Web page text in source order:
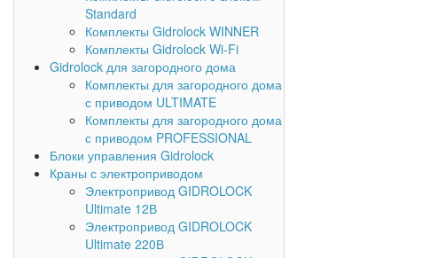
Standard
Комплекты Gidrolock WINNER
Комплекты Gidrolock Wi-Fi
Gidrolock для загородного дома
Комплекты для загородного дома
с приводом ULTIMATE
Комплекты для загородного дома
с приводом PROFESSIONAL
Блоки управления Gidrolock
Краны с электроприводом
Электропривод GIDROLOCK
Ultimate 12В
Электропривод GIDROLOCK
Ultimate 220В